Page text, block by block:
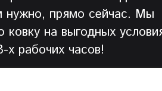
нужно, прямо сейчас. Мы
на выгодных
х рабочих часов!